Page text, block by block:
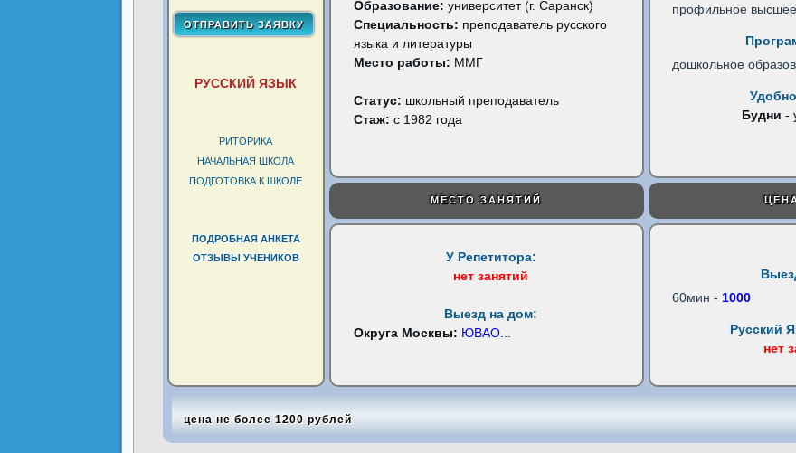
РУССКИЙ ЯЗЫК
РИТОРИКА
НАЧАЛЬНАЯ ШКОЛА
ПОДГОТОВКА К ШКОЛЕ
ПОДРОБНАЯ АНКЕТА
ОТЗЫВЫ УЧЕНИКОВ
Образование: университет (г. Саранск)
Специальность: преподаватель русского
языка и литературы
Место работы: ММГ
Статус: школьный преподаватель
Стаж: с 1982 года
профильное
дошкольное
Будни -
МЕСТО ЗАНЯТИЙ
У Репетитора:
нет занятий
Выезд на дом:
Округа Москвы: ЮВАО...
60мин - 1000
Русский
нет
цена не более 1200 рублей